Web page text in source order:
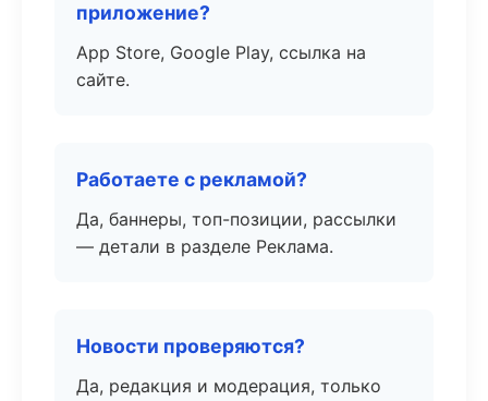
приложение?
App Store, Google Play, ссылка на
сайте.
Работаете с рекламой?
Да, баннеры, топ-позиции, рассылки
— детали в разделе Реклама.
Новости проверяются?
Да, редакция и модерация, только